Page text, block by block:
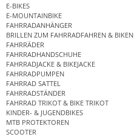
E-BIKES
E-MOUNTAINBIKE
FAHRRADANHÄNGER
BRILLEN ZUM FAHRRADFAHREN & BIKEN
FAHRRÄDER
FAHRRADHANDSCHUHE
FAHRRADJACKE & BIKEJACKE
FAHRRADPUMPEN
FAHRRAD SATTEL
FAHRRADSTÄNDER
FAHRRAD TRIKOT & BIKE TRIKOT
KINDER- & JUGENDBIKES
MTB PROTEKTOREN
SCOOTER